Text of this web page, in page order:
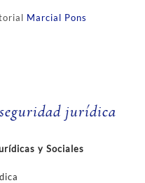
Marcial Pons
jurídica
y Sociales